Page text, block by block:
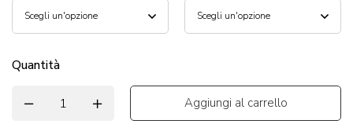
Quantità
Aggiungi al carrello